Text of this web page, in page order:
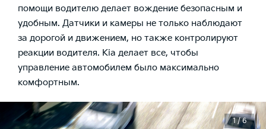
помощи водителю делает вождение безопасным и
удобным. Датчики и камеры не только наблюдают
за дорогой и движением, но также контролируют
реакции водителя. Kia делает все, чтобы
управление автомобилем было максимально
комфортным.
1 / 6